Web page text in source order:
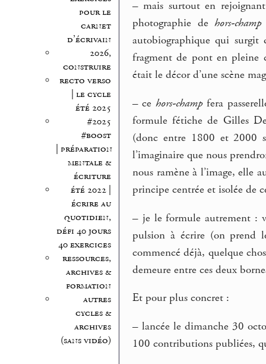
pour le
carnet
d’écrivain
2026,
construire
recto verso
| le cycle
été 2025
#2025
#boost
| préparation
mentale &
écriture
été 2022 |
écrire au
quotidien,
défi 40 jours
40 exercices
ressources,
archives &
formation
autres
cycles &
archives
(sans vidéo)
– mais surtout en
photographie dehors-champ
autobiographique qui surgit
fragment de pont en pleine
était le décor d’une scène
– ce hors-champfera
formule fétiche de Gilles
(donc entre 1800 et 2000
l’imaginaire que nous
nous ramène à l’image, elle
principe centrée et isolée de
– je le formule autrement :
pulsion à écrire (on prend
commencé déjà, quelque
demeure entre ces deux
Et pour plus concret :
– lancée le dimanche 30
100 contributions publiées,